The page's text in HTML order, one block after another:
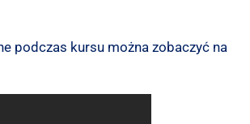
podczas kursu można zobaczyć na